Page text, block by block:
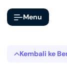
Menu
Kembali ke